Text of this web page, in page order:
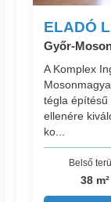
ELADÓ
Győr-
A Komplex
tégla építésű
ellenére
ko...
Belső
38 m²